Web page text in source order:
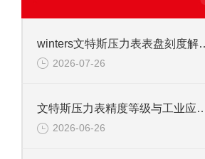
winters文特斯压力
2026-07-26
文特斯压力表精度等级与
2026-06-26